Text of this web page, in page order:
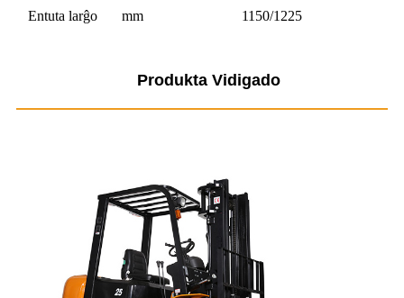
Entuta larĝo mm 1150/1225
Produkta Vidigado